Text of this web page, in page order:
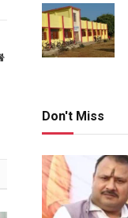
Website
Don't Miss